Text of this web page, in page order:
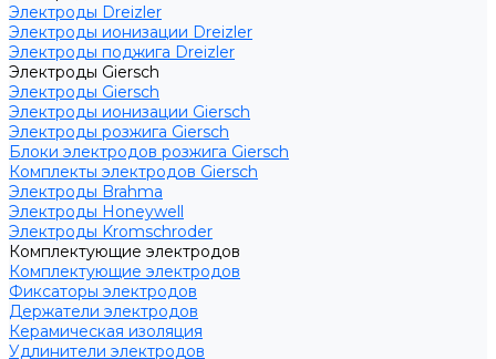
Электроды Dreizler
Электроды ионизации Dreizler
Электроды поджига Dreizler
Электроды Giersch
Электроды Giersch
Электроды ионизации Giersch
Электроды розжига Giersch
Блоки электродов розжига Giersch
Комплекты электродов Giersch
Электроды Brahma
Электроды Honeywell
Электроды Kromschroder
Комплектующие электродов
Комплектующие электродов
Фиксаторы электродов
Держатели электродов
Керамическая изоляция
Удлинители электродов